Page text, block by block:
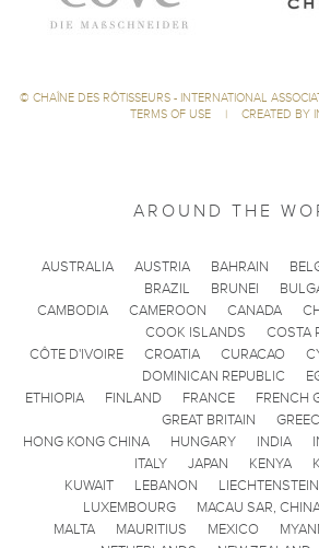
© CHAÎNE DES RÔTISSEURS - INTERNATIONAL
TERMS OF USE
| CREATED BY
AROUND THE
AUSTRALIA AUSTRIA BAHRAIN
BRAZIL
BRUNEI
CAMBODIA
CAMEROON CANADA
COOK ISLANDS
COSTA
CÔTE D'IVOIRE
CROATIA CURACAO
DOMINICAN REPUBLIC
ETHIOPIA
FINLAND FRANCE FRENCH
GREAT BRITAIN
HONG KONG CHINA
HUNGARY INDIA
ITALY
JAPAN KENYA
KUWAIT
LEBANON LIECHTENSTEIN
LUXEMBOURG
MACAU SAR,
MALTA
MAURITIUS MEXICO